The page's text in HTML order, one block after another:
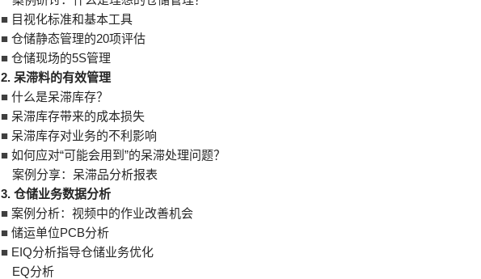
■ 目视化标准和基本工具
■ 仓储静态管理的20项评估
■ 仓储现场的5S管理
2. 呆滞料的有效管理
■ 什么是呆滞库存？
■ 呆滞库存带来的成本损失
■ 呆滞库存对业务的不利影响
■ 如何应对“可能会用到”的呆滞处理问题？
案例分享：呆滞品分析报表
3. 仓储业务数据分析
■ 案例分析：视频中的作业改善机会
■ 储运单位PCB分析
■ EIQ分析指导仓储业务优化
EQ分析